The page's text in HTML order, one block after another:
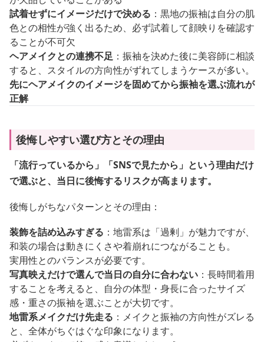
試着せずにイメージだけで決める ：黒地の振袖は自分の肌
色との相性が強く出るため、必ず試着して顔映りを確認す
ることが不可欠
ヘアメイクとの連携不足 ：振袖を決めた後に美容師に相談
すると、スタイルの方向性がずれてしまうケースが多い。
先にヘアメイクのイメージを固めてから振袖を選ぶ流れが
正解
後悔しやすい選び方とその理由
「流行っているから」「SNSで見たから」という理由だけ
で選ぶと、当日に後悔するリスクが高まります。
後悔しがちなパターンとその理由：
装飾を詰め込みすぎる ：地雷系は「過剰」が魅力ですが、
和装の場合は動きにくさや着崩れにつながることも。
実用性とのバランスが必要です。
写真映えだけで選んで当日の自分に合わない ：長時間着用
することを考えると、自分の体型・身長に合ったサイズ
感・重さの振袖を選ぶことが大切です。
地雷系メイクだけ先走る ：メイクと振袖の方向性がズレる
と、全体がちぐはぐな印象になります。